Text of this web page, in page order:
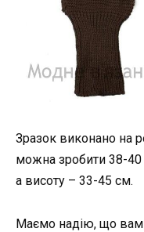
Зразок виконано на
можна зробити 38-
а висоту – 33-45 см.
Маємо надію, що вам